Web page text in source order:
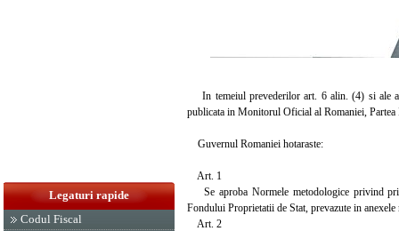
Legaturi rapide
Codul Fiscal
In temeiul prevederilor art. 6 alin. (4) si ale
publicata in Monitorul Oficial al Romaniei,
Guvernul Romaniei hotaraste:
Art. 1
Se aproba Normele metodologice privind
Fondului Proprietatii de Stat, prevazute in
Art. 2